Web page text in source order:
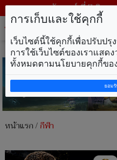
วันศุกร์ ที่ 7 สิงห
หน้าแรก/กีฬา
การเก็บและใช้คุกกี้
เว็บไซต์นี้ใช้คุกกี้เพื่อปรับป
การใช้เว็บไซต์ของเราแส
ทั้งหมดตามนโยบายคุกกี้ของ
ยอมรั